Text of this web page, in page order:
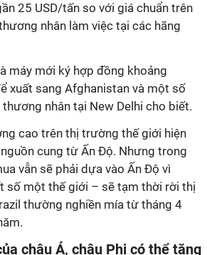
25 USD/tấn so với giá chuẩn trên
nhân làm việc tại các hãng
máy mới ký hợp đồng khoảng
xuất sang Afghanistan và một số
nhân tại New Delhi cho biết.
cao trên thị trường thế giới hiện
cung từ Ấn Độ. Nhưng trong
vẫn sẽ phải dựa vào Ấn Độ vì
số một thế giới – sẽ tạm thời rời thị
thường nghiền mía từ tháng 4
châu Á, châu Phi có thể tăng